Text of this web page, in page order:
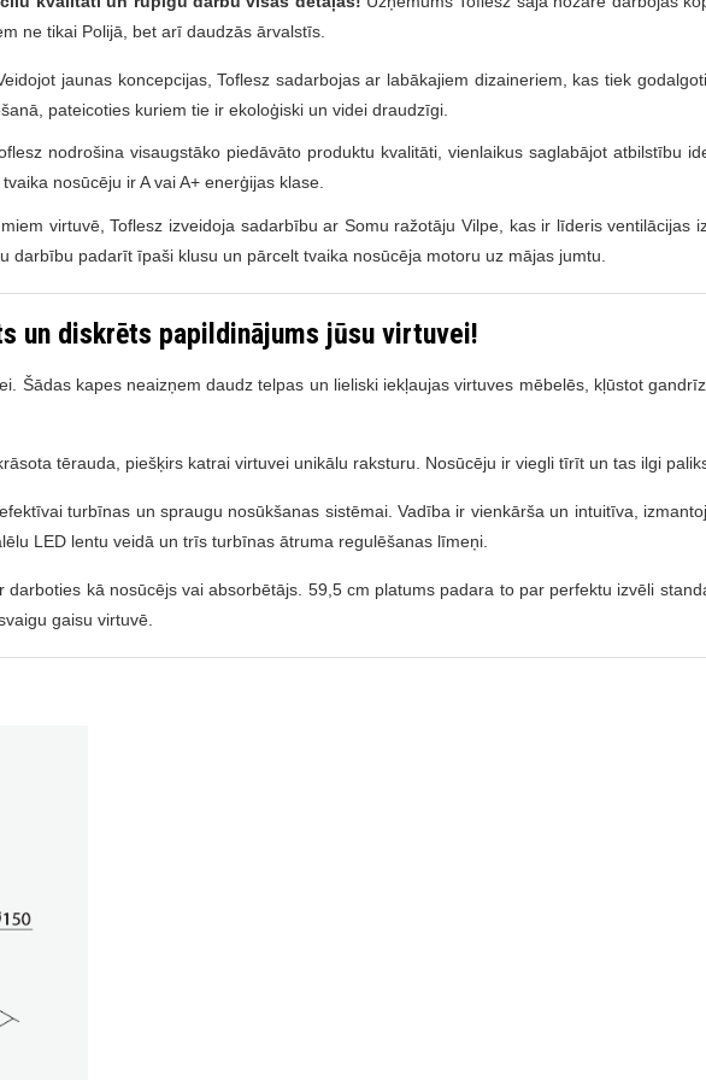
ne tikai Polijā, bet arī daudzās ārvalstīs.
jaunas koncepcijas, Toflesz sadarbojas ar labākajiem dizaineriem, kas tiek
pateicoties kuriem tie ir ekoloģiski un videi draudzīgi.
nodrošina visaugstāko piedāvāto produktu kvalitāti, vienlaikus saglabājot atbilstību
nosūcēju ir A vai A+ enerģijas klase.
virtuvē, Toflesz izveidoja sadarbību ar Somu ražotāju Vilpe, kas ir līderis ventilācijas
padarīt īpaši klusu un pārcelt tvaika nosūcēja motoru uz mājas jumtu.
un diskrēts papildinājums jūsu virtuvei!
Šādas kapes neaizņem daudz telpas un lieliski iekļaujas virtuves mēbelēs, kļūstot
tērauda, piešķirs katrai virtuvei unikālu raksturu. Nosūcēju ir viegli tīrīt un tas ilgi
turbīnas un spraugu nosūkšanas sistēmai. Vadība ir vienkārša un intuitīva,
LED lentu veidā un trīs turbīnas ātruma regulēšanas līmeņi.
kā nosūcējs vai absorbētājs. 59,5 cm platums padara to par perfektu izvēli
gaisu virtuvē.